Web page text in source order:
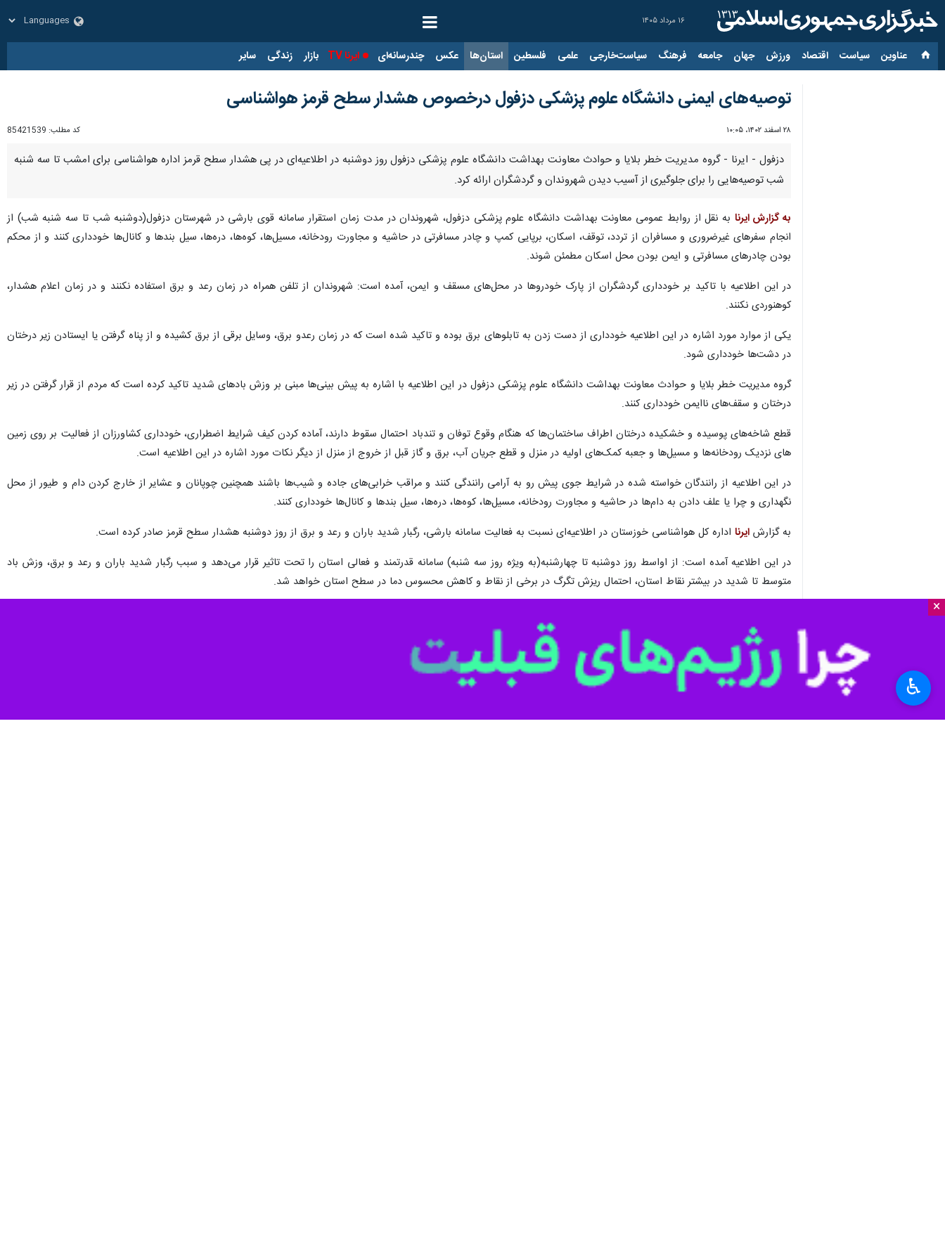
۱۶ مرداد ۱۴۰۵
عناوین‌ سیاست اقتصاد ورزش جهان جامعه فرهنگ سیاست‌خارجی علمی فلسطین استان‌ها عکس چندرسانه‌ای ایرنا TV بازار زندگی سایر
×
توصیه‌های ایمنی دانشگاه علوم پزشکی دزفول درخصوص هشدار سطح قرمز هواشناسی
۲۸ اسفند ۱۴۰۲، ۱۰:۰۵ کد مطلب: 85421539
دزفول - ایرنا - گروه مدیریت خطر بلایا و حوادث معاونت بهداشت دانشگاه علوم پزشکی دزفول روز دوشنبه در اطلاعیه‌ای در پی هشدار سطح قرمز اداره هواشناسی برای امشب تا سه شنبه
شب توصیه‌هایی را برای جلوگیری از آسیب دیدن شهروندان و گردشگران ارائه کرد.
به گزارش ایرنا به نقل از روابط عمومی معاونت بهداشت دانشگاه علوم پزشکی دزفول، شهروندان در مدت زمان استقرار سامانه قوی بارشی در شهرستان دزفول(دوشنبه شب تا سه شنبه شب) از
انجام سفرهای غیرضروری و مسافران از تردد، توقف، اسکان، برپایی کمپ و چادر مسافرتی در حاشیه و مجاورت رودخانه، مسیل‌ها، کوه‌ها، دره‌ها، سیل بندها و کانال‌ها خودداری کنند و از محکم
بودن چادرهای مسافرتی و ایمن بودن محل اسکان مطمئن شوند.
در این اطلاعیه با تاکید بر خودداری گردشگران از پارک خودروها در محل‌های مسقف و ایمن، آمده است: شهروندان از تلفن همراه در زمان رعد و برق استفاده نکنند و در زمان اعلام هشدار،
کوهنوردی نکنند.
یکی از موارد مورد اشاره در این اطلاعیه خودداری از دست زدن به تابلوهای برق بوده و تاکید شده است که در زمان رعدو برق، وسایل برقی از برق کشیده و از پناه گرفتن یا ایستادن زیر درختان
در دشت‌ها خودداری شود.
گروه مدیریت خطر بلایا و حوادث معاونت بهداشت دانشگاه علوم پزشکی دزفول در این اطلاعیه با اشاره به پیش بینی‌ها مبنی بر وزش بادهای شدید تاکید کرده است که مردم از قرار گرفتن در زیر
درختان و سقف‌های ناایمن خودداری کنند.
قطع شاخه‌های پوسیده و خشکیده درختان اطراف ساختمان‌ها که هنگام وقوع توفان و تندباد احتمال سقوط دارند، آماده کردن کیف شرایط اضطراری، خودداری کشاورزان از فعالیت بر روی زمین
های نزدیک رودخانه‌ها و مسیل‌ها و جعبه کمک‌های اولیه در منزل و قطع جریان آب، برق و گاز قبل از خروج از منزل از دیگر نکات مورد اشاره در این اطلاعیه است.
در این اطلاعیه از رانندگان خواسته شده در شرایط جوی پیش رو به آرامی رانندگی کنند و مراقب خرابی‌های جاده و شیب‌ها باشند همچنین چوپانان و عشایر از خارج کردن دام و طیور از محل
نگهداری و چرا یا علف دادن به دام‌ها در حاشیه و مجاورت رودخانه، مسیل‌ها، کوه‌ها، دره‌ها، سیل بندها و کانال‌ها خودداری کنند.
به گزارش ایرنا اداره کل هواشناسی خوزستان در اطلاعیه‌ای نسبت به فعالیت سامانه بارشی، رگبار شدید باران و رعد و برق از روز دوشنبه هشدار سطح قرمز صادر کرده است.
در این اطلاعیه آمده است: از اواسط روز دوشنبه تا چهارشنبه(به ویژه روز سه شنبه) سامانه قدرتمند و فعالی استان را تحت تاثیر قرار می‌دهد و سبب رگبار شدید باران و رعد و برق، وزش باد
متوسط تا شدید در بیشتر نقاط استان، احتمال ریزش تگرگ در برخی از نقاط و کاهش محسوس دما در سطح استان خواهد شد.
وجود دارد.
بارش‌ شدید باران در سال‌های ۱۳۹۵ و ۱۳۹۸ که منجر به رهاسازی آب از سد دز شد، خسارات زیادی به زیرساخت‌های شهرستان دزفول وارد کرد.
استان‌ها خوزستان
۰ نفر
♿︎